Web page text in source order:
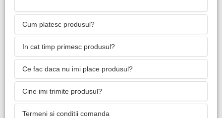
Cum platesc produsul?
In cat timp primesc produsul?
Ce fac daca nu imi place produsul?
Cine imi trimite produsul?
Termeni si conditii comanda